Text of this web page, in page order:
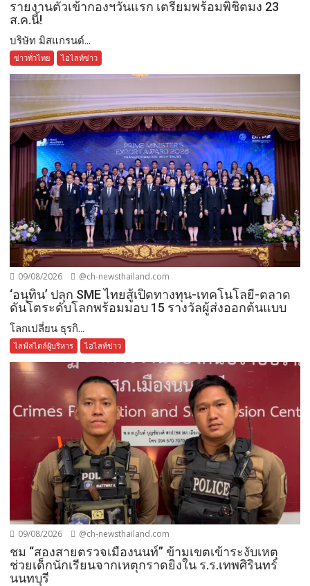
รายงานตัวเข้ากองฯวันแรก เตรียมพร้อมพิชิตมง 23
ส.ค.นี้!
บริษัท มิสแกรนด์...
ข่าวทั่วไทย ไฮไลท์ข่าว
09/08/2026 @ch-newsthailand.com
‘อนุทิน’ ปลุก SME ไทยสู้เปิดทางทุน-เทคโนโลยี-ตลาด
ดันโตระดับโลกพร้อมมอบ 15 รางวัลผู้ส่งออกต้นแบบ
โลกเปลี่ยน ธุรกิ...
ไลฟ์สไตล์ผู้บริหาร ไฮไลท์ข่าว
09/08/2026 @ch-newsthailand.com
ชม “สองสายตรวจเมืองนนท์” ข้ามเขตเข้าระงับเหตุ
ช่วยเด็กนักเรียนจากเหตุกราดยิงใน ร.ร.เทพศิรินทร์
นนทบุรี